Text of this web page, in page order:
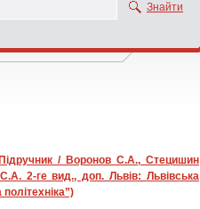
Знайти
Підручник / Воронов С.А., Стецишин
2-ге вид., доп. Львів: Львівська